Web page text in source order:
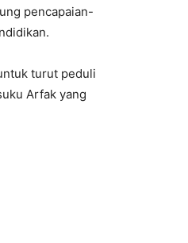
pencapaian-
turut peduli
Arfak yang